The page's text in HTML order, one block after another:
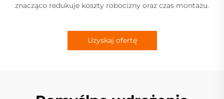
znacząco redukuje koszty robocizny oraz czas montażu.
Uzyskaj ofertę